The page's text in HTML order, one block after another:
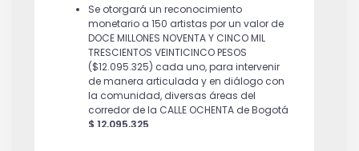
Se otorgará un reconocimiento
monetario a 150 artistas por un valor de
DOCE MILLONES NOVENTA Y CINCO MIL
TRESCIENTOS VEINTICINCO PESOS
($12.095.325) cada uno, para intervenir
de manera articulada y en diálogo con
la comunidad, diversas áreas del
corredor de la CALLE OCHENTA de Bogotá
$ 12,095,325